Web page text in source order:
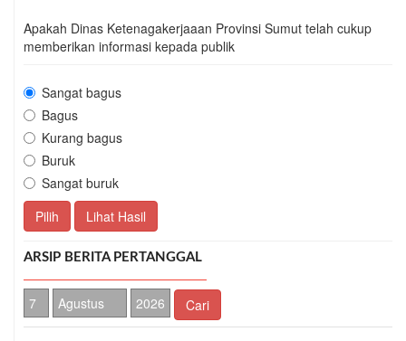
Apakah Dinas Ketenagakerjaaan Provinsi Sumut telah cukup
memberikan informasi kepada publik
Sangat bagus
Bagus
Kurang bagus
Buruk
Sangat buruk
Pilih
Lihat Hasil
ARSIP BERITA PERTANGGAL
Cari